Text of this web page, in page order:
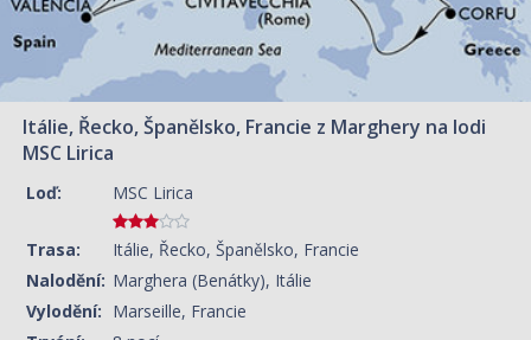
Itálie, Řecko, Španělsko, Francie z Marghery na lodi
MSC Lirica
Loď: MSC Lirica
Trasa:
Itálie, Řecko, Španělsko, Francie
Nalodění: Marghera (Benátky), Itálie
Vylodění: Marseille, Francie